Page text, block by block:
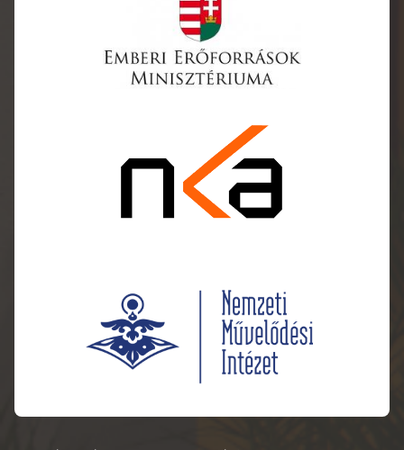
Betűközök
Sormagasság
Színek
Szürke színek